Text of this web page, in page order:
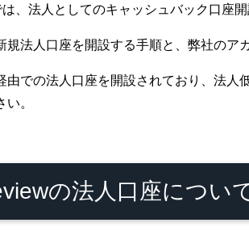
、法人としてのキャッシュバック口座開
規法人口座を開設する手順と、弊社のア
由での法人口座を開設されており、法人
。
の法人口座につい